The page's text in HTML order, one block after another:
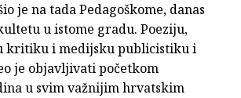
je na tada Pedagoškome, danas
u istome gradu. Poeziju,
kritiku i medijsku publicistiku i
je objavljivati početkom
u svim važnijim hrvatskim